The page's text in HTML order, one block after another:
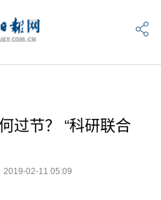
过节？ “科研联合
2019-02-11 05:09